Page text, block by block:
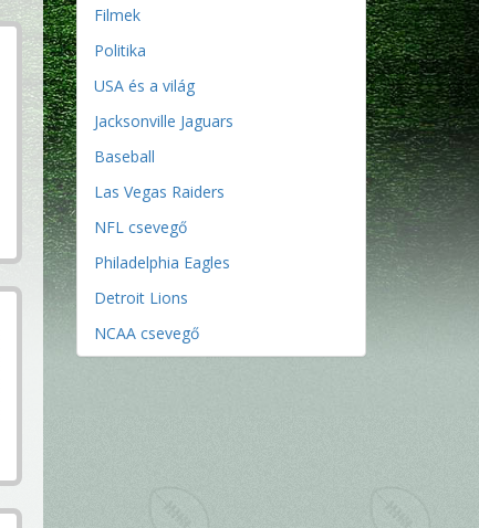
Filmek
Politika
USA és a világ
Jacksonville Jaguars
Baseball
Las Vegas Raiders
NFL csevegő
Philadelphia Eagles
Detroit Lions
NCAA csevegő